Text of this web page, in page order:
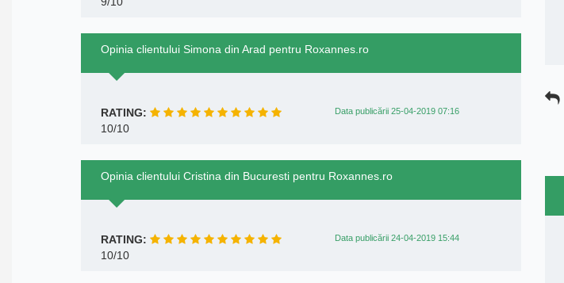
Opinia clientului Simona din Arad pentru Roxannes.ro
RATING: Data publicării 25-04-2019 07:16
10/10
Opinia clientului Cristina din Bucuresti pentru Roxannes.ro
RATING: Data publicării 24-04-2019 15:44
10/10